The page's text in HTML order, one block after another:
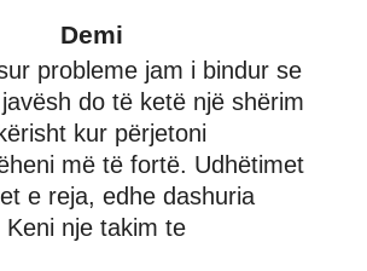
Demi
probleme jam i bindur se
do të ketë një shërim
kur përjetoni
më të fortë. Udhëtimet
e reja, edhe dashuria
nje takim te